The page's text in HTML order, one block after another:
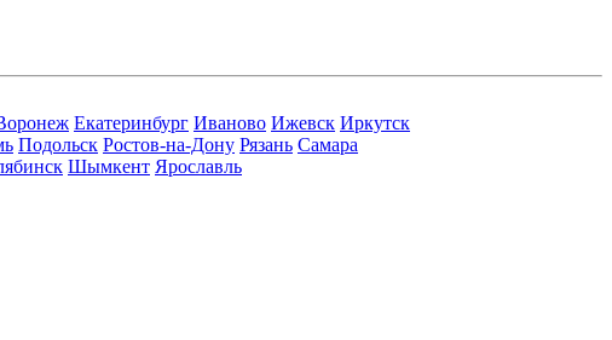
Екатеринбург Иваново Ижевск Иркутск
Подольск Ростов-на-Дону Рязань Самара
Шымкент Ярославль